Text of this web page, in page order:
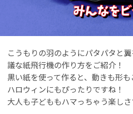
こうもりの羽のようにパタパタと
議な紙飛行機の作り方をご紹介！
黒い紙を使って作ると、動きも形
ハロウィンにもぴったりですね！
大人も子どももハマっちゃう楽し